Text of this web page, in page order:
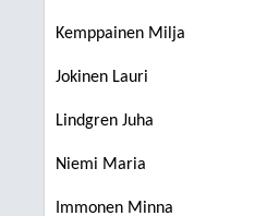
Kemppainen Milja
Jokinen Lauri
Lindgren Juha
Niemi Maria
Immonen Minna